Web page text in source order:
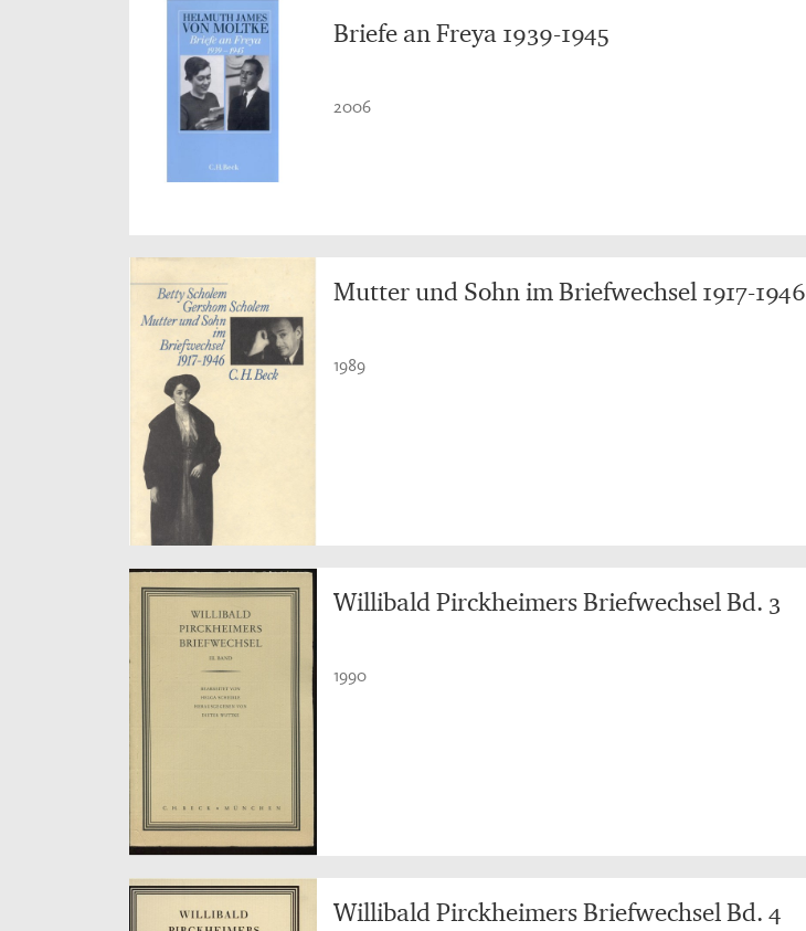
Briefe an Freya 1939-1945
2006
Mutter und Sohn im Briefwechsel 1917-1946
1989
Willibald Pirckheimers Briefwechsel Bd. 3
1990
Willibald Pirckheimers Briefwechsel Bd. 4